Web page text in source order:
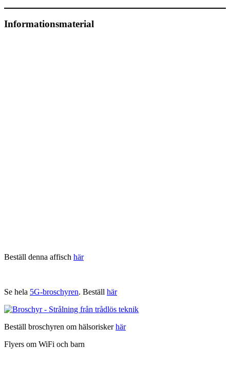
Informationsmaterial
Beställ denna affisch här
Se hela 5G-broschyren. Beställ här
Beställ broschyren om hälsoriskerhär
Flyers om WiFi och barn